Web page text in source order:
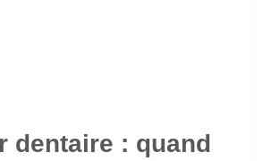
dentaire : quand